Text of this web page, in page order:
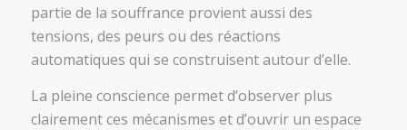
partie de la souffrance provient aussi des
tensions, des peurs ou des réactions
automatiques qui se construisent autour d’elle.
La pleine conscience permet d’observer plus
clairement ces mécanismes et d’ouvrir un espace